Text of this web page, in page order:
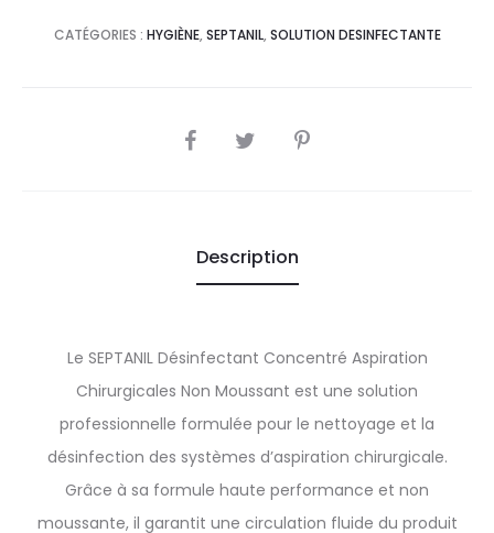
CATÉGORIES : HYGIÈNE, SEPTANIL, SOLUTION DESINFECTANTE
SHARE
Description
Le SEPTANIL Désinfectant Concentré Aspiration
Chirurgicales Non Moussant est une solution
professionnelle formulée pour le nettoyage et la
désinfection des systèmes d’aspiration chirurgicale.
Grâce à sa formule haute performance et non
moussante, il garantit une circulation fluide du produit